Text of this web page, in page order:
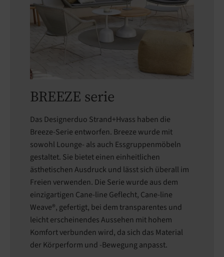
BREEZE serie
Das Designerduo Strand+Hvass haben die
Breeze-Serie entworfen. Breeze wurde mit
sowohl Lounge- als auch Essgruppenmöbeln
gestaltet. Sie bietet einen einheitlichen
ästhetischen Ausdruck und lässt sich überall im
Freien verwenden. Die Serie wurde aus dem
einzigartigen Cane-line Geflecht, Cane-line
Weave®, gefertigt, bei dem transparentes und
leicht erscheinendes Aussehen mit hohem
Komfort verbunden wird, da sich das Material
der Körperform und -Bewegung anpasst.